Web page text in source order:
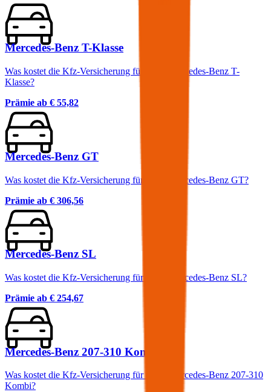
Mercedes-Benz T-Klasse
Was kostet die Kfz-Versicherung für einen Mercedes-Benz T-
Klasse?
Prämie ab € 55,82
Mercedes-Benz GT
Was kostet die Kfz-Versicherung für einen Mercedes-Benz GT?
Prämie ab € 306,56
Mercedes-Benz SL
Was kostet die Kfz-Versicherung für einen Mercedes-Benz SL?
Prämie ab € 254,67
Mercedes-Benz 207-310 Kombi
Was kostet die Kfz-Versicherung für einen Mercedes-Benz 207-310
Kombi?